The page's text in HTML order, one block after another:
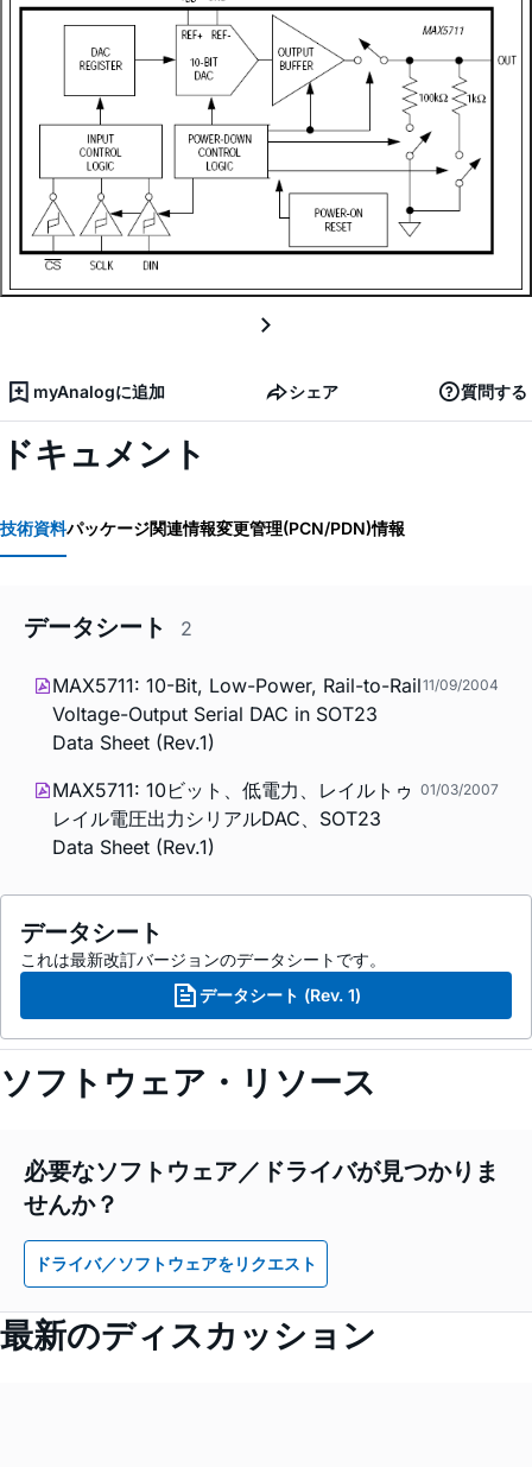
myAnalogに追加 シェア 質問する
ドキュメント
技術資料パッケージ関連情報変更管理(PCN/PDN)情報
データシート 2
MAX5711: 10-Bit, Low-Power, Rail-to-Rail
Voltage-Output Serial DAC in SOT23
Data Sheet (Rev.1)
11/09/2004
MAX5711: 10ビット、低電力、レイルトゥ
レイル電圧出力シリアルDAC、SOT23
Data Sheet (Rev.1)
01/03/2007
データシート
これは最新改訂バージョンのデータシートです。
データシート (Rev. 1)
ソフトウェア・リソース
必要なソフトウェア／ドライバが見つかりま
せんか？
ドライバ／ソフトウェアをリクエスト
最新のディスカッション